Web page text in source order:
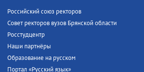
Российский союз ректоров
Совет ректоров вузов Брянской области
Росстудцентр
Наши партнёры
Образование на русском
Портал «Русский язык»